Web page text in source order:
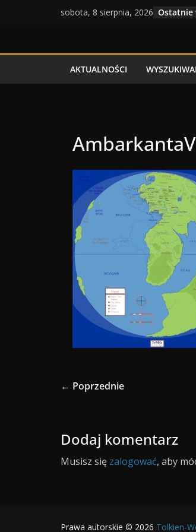
sobota, 8 sierpnia, 2026 Ostatnie
AKTUALNOŚCI
← Poprzednie
Dodaj komentarz
Musisz się zalogować, aby
Prawa autorskie © 2026 Tolkien-